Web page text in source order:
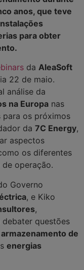
anos, que teve
para obter
da AleaSoft
22 de maio.
análise da
na Europa nas
para os próximos
da 7C Energy,
aspectos
os diferentes
operação.
Governo
, e Kiko
,
questões
armazenamento de
energias